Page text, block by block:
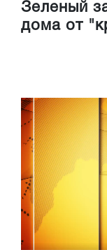
Зеленый
дома от